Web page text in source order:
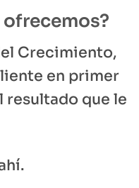
Crecimiento,
en primer
resultado que le